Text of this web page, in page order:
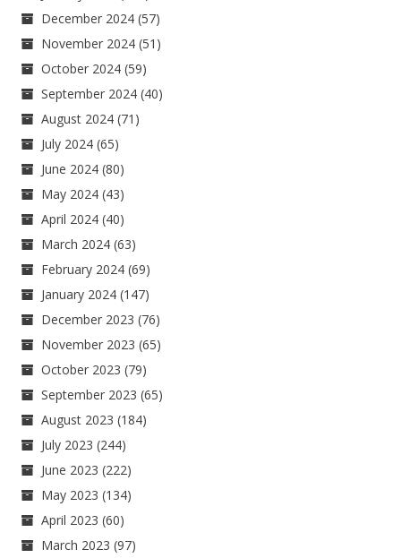
December 2024 (57)
November 2024 (51)
October 2024 (59)
September 2024 (40)
August 2024 (71)
July 2024 (65)
June 2024 (80)
May 2024 (43)
April 2024 (40)
March 2024 (63)
February 2024 (69)
January 2024 (147)
December 2023 (76)
November 2023 (65)
October 2023 (79)
September 2023 (65)
August 2023 (184)
July 2023 (244)
June 2023 (222)
May 2023 (134)
April 2023 (60)
March 2023 (97)